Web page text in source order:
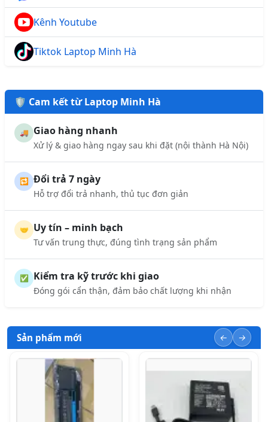
Kênh Youtube
Tiktok Laptop Minh Hà
🛡️ Cam kết từ Laptop Minh Hà
🚚 Giao hàng nhanh
Xử lý & giao hàng ngay sau khi đặt (nội thành Hà Nội)
🔁 Đổi trả 7 ngày
Hỗ trợ đổi trả nhanh, thủ tục đơn giản
🤝 Uy tín – minh bạch
Tư vấn trung thực, đúng tình trạng sản phẩm
✅ Kiểm tra kỹ trước khi giao
Đóng gói cẩn thận, đảm bảo chất lượng khi nhận
Sản phẩm mới